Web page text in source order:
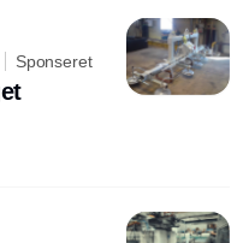
Sponseret